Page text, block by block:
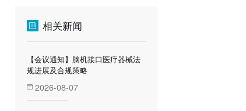
相关新闻
【会议通知】脑机接口医疗器械法
规进展及合规策略
2026-08-07